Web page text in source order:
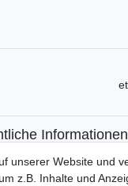
Informationen
unserer Website und
z.B. Inhalte und